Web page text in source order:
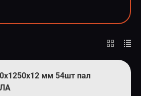
КАТАЛОГ
мм 54шт пал